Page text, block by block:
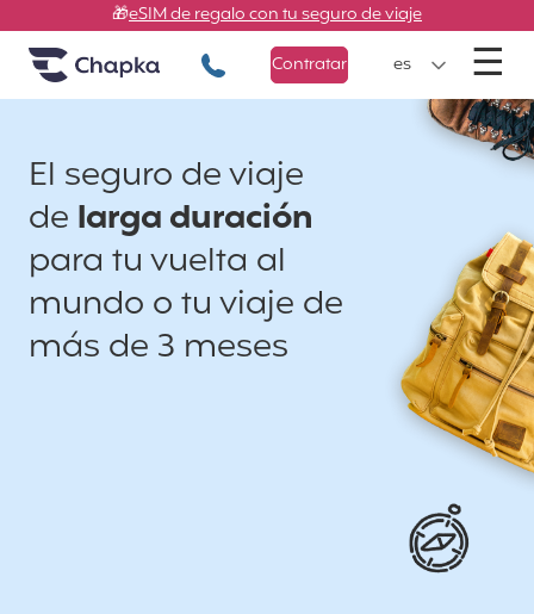
Ir directamente al contenido
Chapka Seguros de viaje
🎁eSIM de regalo con tu seguro de viaje
+34 900 805 947
Contratar es ☰
El seguro de viaje
de larga duración
para tu vuelta al
mundo o tu viaje de
más de 3 meses